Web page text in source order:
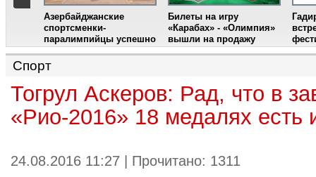
Азербайджанские
спортсменки-
паралимпийцы успешно
выступили на III
Международном
фестивале парашютного
Билеты на игру
«Карабах» - «Олимпия»
вышли на продажу
Спорт
Тогрул Аскеров: Рад, что в
«Рио-2016» 18 медалях есть
24.08.2016 11:27 | Прочитано: 1311